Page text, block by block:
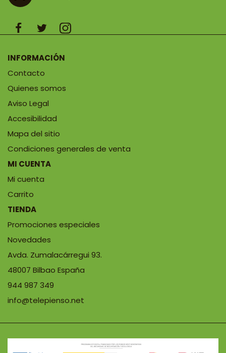
INFORMACIÓN
Contacto
Quienes somos
Aviso Legal
Accesibilidad
Mapa del sitio
Condiciones generales de venta
MI CUENTA
Mi cuenta
Carrito
TIENDA
Promociones especiales
Novedades
Avda. Zumalacárregui 93.
48007 Bilbao España
944 987 349
info@telepienso.net